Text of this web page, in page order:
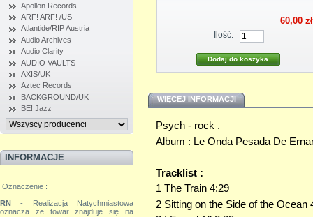
Apollon Records
ARF! ARF! /US
Atlantide/RIP Austria
Audio Archives
Audio Clarity
AUDIO VAULTS
AXIS/UK
Aztec Records
BACKGROUND/UK
BE! Jazz
INFORMACJE
Oznaczenie :
RN
- Realizacja Natychmiastowa
oznacza że towar znajduje się na
60,00 zł
Ilość:
WIĘCEJ INFORMACJI
Psych - rock .
Album : Le Onda Pesada De
Tracklist :
1 The Train 4:29
2 Sitting on the Side of the Ocean